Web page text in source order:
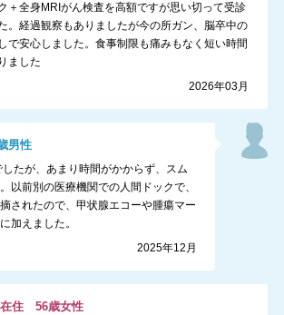
＋全身MRIがん検査を高額ですが思い切って受診
。経過観察もありましたが今の所ガン、脳卒中の
で安心しました。食事制限も痛みもなく短い時間
ました
2026年03月
男性
たが、あまり時間がかからず、スム
以前別の医療機関での人間ドックで、
されたので、甲状腺エコーや腫瘍マー
加えました。
2025年12月
在住56歳女性